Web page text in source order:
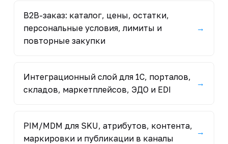
B2B-заказ: каталог, цены, остатки,
персональные условия, лимиты и
повторные закупки
→
Интеграционный слой для 1С, порталов,
складов, маркетплейсов, ЭДО и EDI
→
PIM/MDM для SKU, атрибутов, контента,
маркировки и публикации в каналы
→